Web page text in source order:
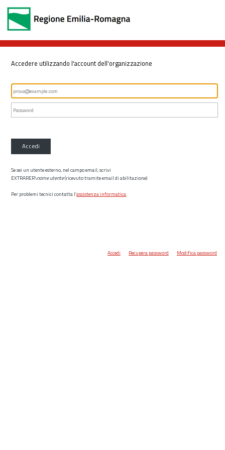
Accedere utilizzando l'account dell'organizzazione
Accedi
Se sei un utente esterno, nel campo email, scrivi
EXTRARER\nome utente(ricevuto tramite email di abilitazione)
Per problemi tecnici contatta l’assistenza informatica.
Accedi Recupera password Modifica password